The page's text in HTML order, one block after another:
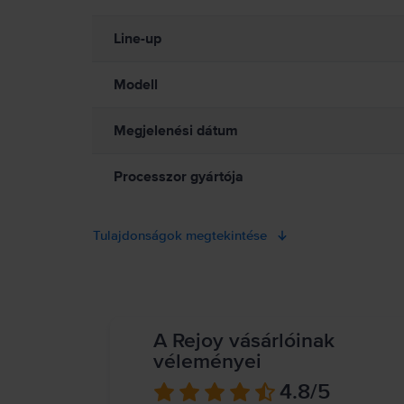
tartósságát, akár 40%-kal alacsonyabb áron.
töltés közben. A MacBook mágneseket és elektromágneses
eszköz gyártójától. Részletes információ:
Line-up
Modell
Megjelenési dátum
Processzor gyártója
Tulajdonságok megtekintése
A Rejoy vásárlóinak
véleményei
4.8/5